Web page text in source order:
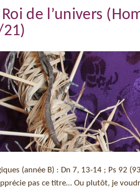
de l’univers
(année B) : Dn 7, 13-14 ; Ps 92
pas ce titre… Ou plutôt, je